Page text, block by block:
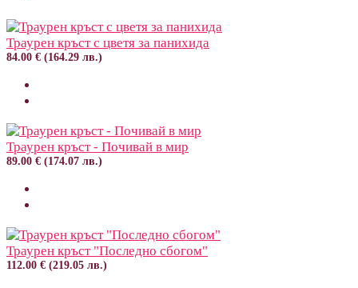
Траурен кръст с цветя за панихида
84.00 € (164.29 лв.)
Траурен кръст - Почивай в мир
89.00 € (174.07 лв.)
Траурен кръст "Последно сбогом"
112.00 € (219.05 лв.)